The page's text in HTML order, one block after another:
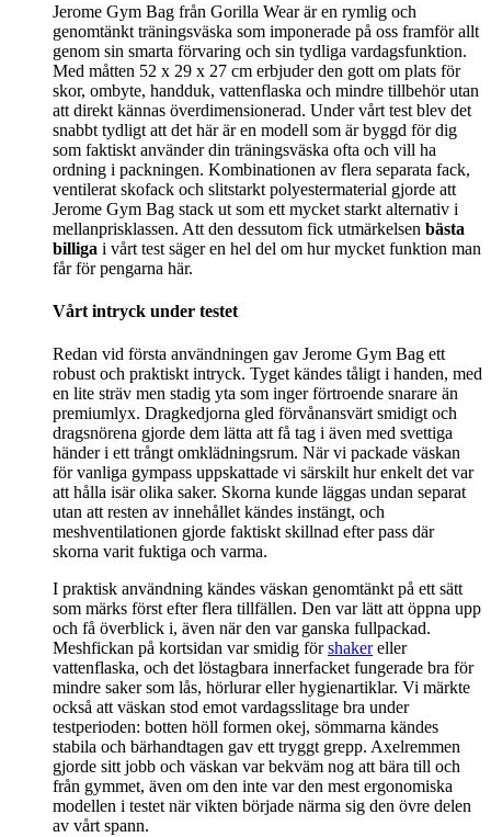
Jerome Gym Bag från Gorilla Wear är en rymlig och
genomtänkt träningsväska som imponerade på oss framför allt
genom sin smarta förvaring och sin tydliga vardagsfunktion.
Med måtten 52 x 29 x 27 cm erbjuder den gott om plats för
skor, ombyte, handduk, vattenflaska och mindre tillbehör utan
att direkt kännas överdimensionerad. Under vårt test blev det
snabbt tydligt att det här är en modell som är byggd för dig
som faktiskt använder din träningsväska ofta och vill ha
ordning i packningen. Kombinationen av flera separata fack,
ventilerat skofack och slitstarkt polyestermaterial gjorde att
Jerome Gym Bag stack ut som ett mycket starkt alternativ i
mellanprisklassen. Att den dessutom fick utmärkelsen bästa
billiga i vårt test säger en hel del om hur mycket funktion man
får för pengarna här.
Vårt intryck under testet
Redan vid första användningen gav Jerome Gym Bag ett
robust och praktiskt intryck. Tyget kändes tåligt i handen, med
en lite sträv men stadig yta som inger förtroende snarare än
premiumlyx. Dragkedjorna gled förvånansvärt smidigt och
dragsnörena gjorde dem lätta att få tag i även med svettiga
händer i ett trångt omklädningsrum. När vi packade väskan
för vanliga gympass uppskattade vi särskilt hur enkelt det var
att hålla isär olika saker. Skorna kunde läggas undan separat
utan att resten av innehållet kändes instängt, och
meshventilationen gjorde faktiskt skillnad efter pass där
skorna varit fuktiga och varma.
I praktisk användning kändes väskan genomtänkt på ett sätt
som märks först efter flera tillfällen. Den var lätt att öppna upp
och få överblick i, även när den var ganska fullpackad.
Meshfickan på kortsidan var smidig förshakereller
vattenflaska, och det löstagbara innerfacket fungerade bra för
mindre saker som lås, hörlurar eller hygienartiklar. Vi märkte
också att väskan stod emot vardagsslitage bra under
testperioden: botten höll formen okej, sömmarna kändes
stabila och bärhandtagen gav ett tryggt grepp. Axelremmen
gjorde sitt jobb och väskan var bekväm nog att bära till och
från gymmet, även om den inte var den mest ergonomiska
modellen i testet när vikten började närma sig den övre delen
av vårt spann.